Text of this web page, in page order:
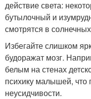
действие света:
бутылочный и
смотрятся в
Избегайте слишком
будоражат мозг.
белым на стенах
психику малышей, что
неусидчивости.